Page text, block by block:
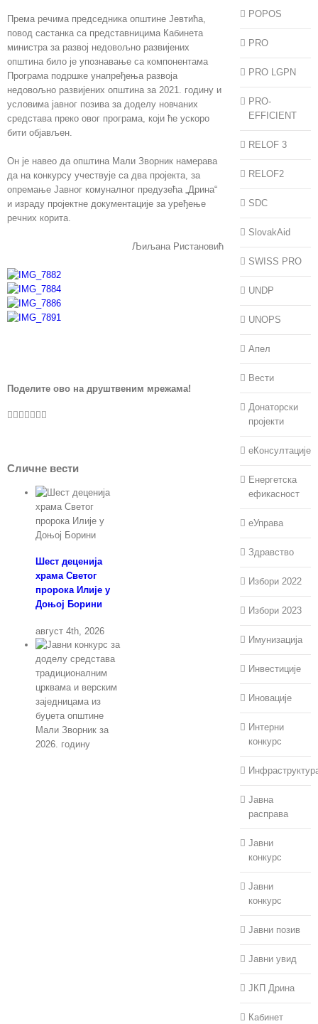
Према речима председника општине Јевтића,
повод састанка са представницима Кабинета
министра за развој недовољно развијених
општина било је упознавање са компонентама
Програма подршке унапређења развоја
недовољно развијених општина за 2021. годину и
условима јавног позива за доделу новчаних
средстава преко овог програма, који ће ускоро
бити објављен.
Он је навео да општина Мали Зворник намерава
да на конкурсу учествује са два пројекта, за
опремање Јавног комуналног предузећа „Дрина“
и израду пројектне документације за уређење
речних корита.
Љиљана Ристановић
Поделите ово на друштвеним мрежама!
Facebook
Twitter
LinkedIn
WhatsApp
Pinterest
Vk
Сличне вести
Шест деценија
храма Светог
пророка Илије у
Доњој Борини
август 4th, 2026
POPOS
PRO
PRO LGPN
PRO-
EFFICIENT
RELOF 3
RELOF2
SDC
SlovakAid
SWISS PRO
UNDP
UNOPS
Апел
Вести
Донаторски
пројекти
еКонсултације
Енергетска
ефикасност
еУправа
Здравство
Избори 2022
Избори 2023
Имунизација
Инвестиције
Иновације
Интерни
конкурс
Јавна
расправа
Јавни
конкурс
Јавни
конкурс
Јавни позив
Јавни увид
ЈКП Дрина
Кабинет